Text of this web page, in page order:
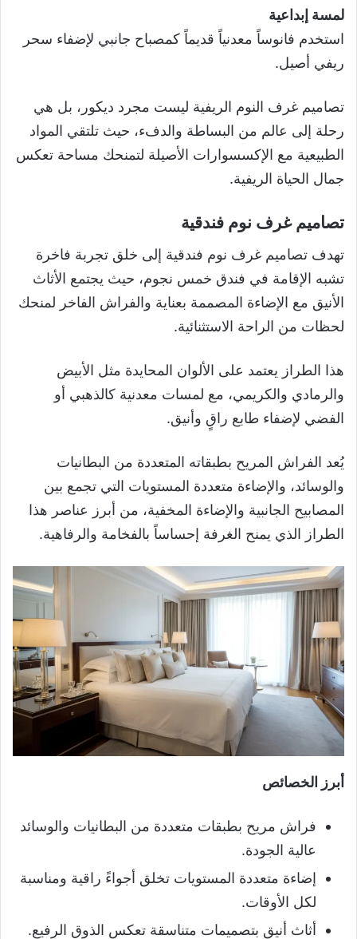
لمسة إبداعية
استخدم فانوساً معدنياً قديماً كمصباح جانبي لإضفاء سحر
ريفي أصيل.
تصاميم غرف النوم الريفية ليست مجرد ديكور، بل هي
رحلة إلى عالم من البساطة والدفء، حيث تلتقي المواد
الطبيعية مع الإكسسوارات الأصيلة لتمنحك مساحة تعكس
جمال الحياة الريفية.
تصاميم غرف نوم فندقية
تهدف تصاميم غرف نوم فندقية إلى خلق تجربة فاخرة
تشبه الإقامة في فندق خمس نجوم، حيث يجتمع الأثاث
الأنيق مع الإضاءة المصممة بعناية والفراش الفاخر لمنحك
لحظات من الراحة الاستثنائية.
هذا الطراز يعتمد على الألوان المحايدة مثل الأبيض
والرمادي والكريمي، مع لمسات معدنية كالذهبي أو
الفضي لإضفاء طابع راقٍ وأنيق.
يُعد الفراش المريح بطبقاته المتعددة من البطانيات
والوسائد، والإضاءة متعددة المستويات التي تجمع بين
المصابيح الجانبية والإضاءة المخفية، من أبرز عناصر هذا
الطراز الذي يمنح الغرفة إحساساً بالفخامة والرفاهية.
أبرز الخصائص
فراش مريح بطبقات متعددة من البطانيات والوسائد
عالية الجودة.
إضاءة متعددة المستويات تخلق أجواءً راقية ومناسبة
لكل الأوقات.
أثاث أنيق بتصميمات متناسقة تعكس الذوق الرفيع.